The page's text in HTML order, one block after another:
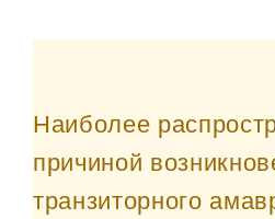
Наиболее
причиной
транзиторного